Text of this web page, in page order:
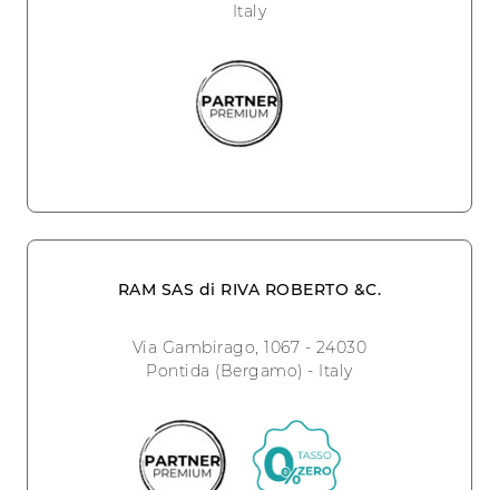
Italy
RAM SAS di RIVA ROBERTO &C.
Via Gambirago, 1067 - 24030
Pontida (Bergamo) - Italy